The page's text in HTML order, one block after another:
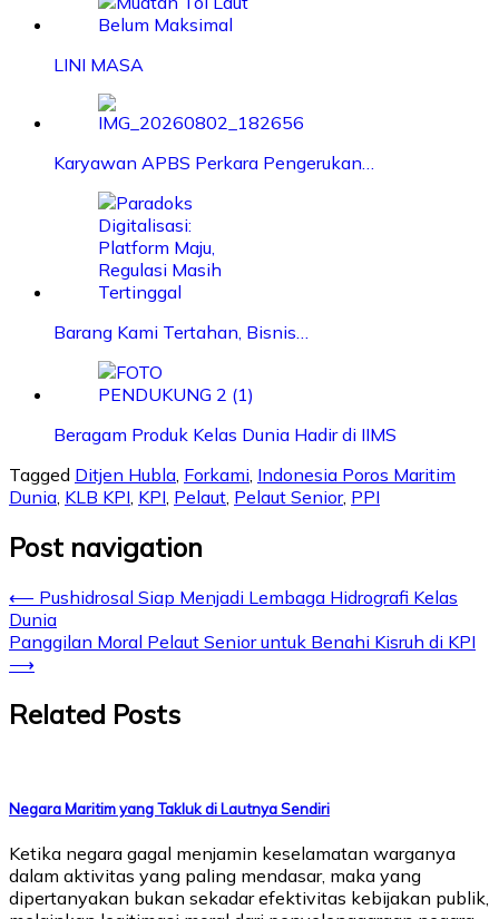
LINI MASA
Karyawan APBS Perkara Pengerukan…
Barang Kami Tertahan, Bisnis…
Beragam Produk Kelas Dunia Hadir di IIMS
Tagged Ditjen Hubla, Forkami, Indonesia Poros Maritim
Dunia, KLB KPI, KPI, Pelaut, Pelaut Senior, PPI
Post navigation
⟵ Pushidrosal Siap Menjadi Lembaga Hidrografi Kelas
Dunia
Panggilan Moral Pelaut Senior untuk Benahi Kisruh di KPI
⟶
Related Posts
Negara Maritim yang Takluk di Lautnya Sendiri
Ketika negara gagal menjamin keselamatan warganya
dalam aktivitas yang paling mendasar, maka yang
dipertanyakan bukan sekadar efektivitas kebijakan publik,